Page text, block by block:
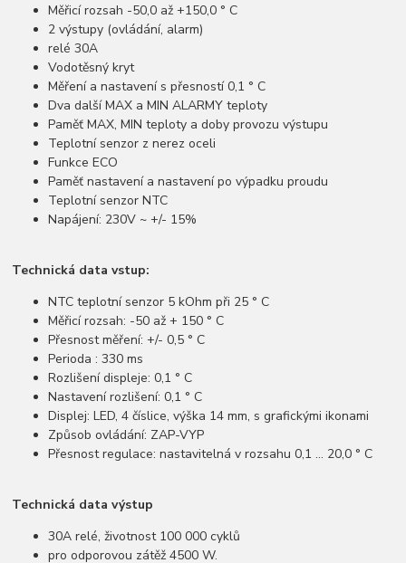
Měřicí rozsah -50,0 až +150,0 ° C
2 výstupy (ovládání, alarm)
relé 30A
Vodotěsný kryt
Měření a nastavení s přesností 0,1 ° C
Dva další MAX a MIN ALARMY teploty
Paměť MAX, MIN teploty a doby provozu výstupu
Teplotní senzor z nerez oceli
Funkce ECO
Paměť nastavení a nastavení po výpadku proudu
Teplotní senzor NTC
Napájení: 230V ~ +/- 15%
Technická data vstup:
NTC teplotní senzor 5 kOhm při 25 ° C
Měřicí rozsah: -50 až + 150 ° C
Přesnost měření: +/- 0,5 ° C
Perioda : 330 ms
Rozlišení displeje: 0,1 ° C
Nastavení rozlišení: 0,1 ° C
Displej: LED, 4 číslice, výška 14 mm, s grafickými ikonami
Způsob ovládání: ZAP-VYP
Přesnost regulace: nastavitelná v rozsahu 0,1 ... 20,0 ° C
Technická data výstup
30A relé, životnost 100 000 cyklů
pro odporovou zátěž 4500 W.